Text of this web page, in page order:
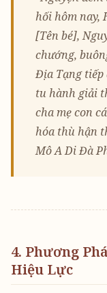
hối hôm nay,
[Tên bé],
chướng,
Địa Tạng tiếp
tu hành giải
cha mẹ con
hóa thù hận
Mô A Di Đà
4. Phương
Hiệu Lực